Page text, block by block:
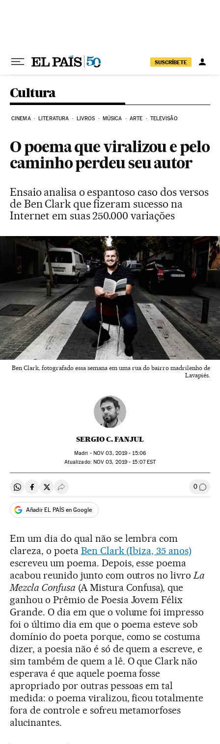
SUSCRÍBETE
Cultura
CINEMA LITERATURA LIVROS MÚSICA ARTE TELEVISÃO
O poema que viralizou e pelo
caminho perdeu seu autor
Ensaio analisa o espantoso caso dos versos
de Ben Clark que fizeram sucesso na
Internet em suas 250.000 variações
Ben Clark, fotografado essa semana em uma rua do bairro madrilenho de
Lavapiés.
SERGIO C. FANJUL
Madri - NOV 03, 2019 - 15:06
atualizado: NOV 03, 2019 - 15:07EST
Compartir en Whatsapp
Compartir en Facebook
Compartir en Twitter
Desplegar Redes Sociales 0
Añadir EL PAÍS en Google
Em um dia do qual não se lembra com
clareza, o poeta Ben Clark (Ibiza, 35 anos)
escreveu um poema. Depois, esse poema
acabou reunido junto com outros no livroLa
Mezcla Confusa (A Mistura Confusa), que
ganhou o Prêmio de Poesia Jovem Félix
Grande. O dia em que o volume foi impresso
foi o último dia em que o poema esteve sob
domínio do poeta porque, como se costuma
dizer, a poesia não é só de quem a escreve, e
sim também de quem a lê. O que Clark não
esperava é que aquele poema fosse
apropriado por outras pessoas em tal
medida: o poema viralizou, ficou totalmente
fora de controle e sofreu metamorfoses
alucinantes.